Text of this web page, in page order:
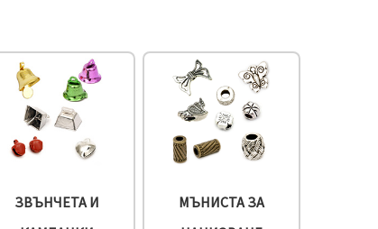
ЗВЪНЧЕТА И
МЪНИСТА ЗА